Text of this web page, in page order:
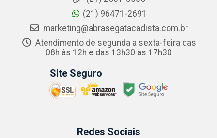
(21) 96471-2691
marketing@abrasegatacadista.com.br
Atendimento de segunda a sexta-feira das
08h às 12h e das 13h30 às 17h30
Site Seguro
Redes Sociais